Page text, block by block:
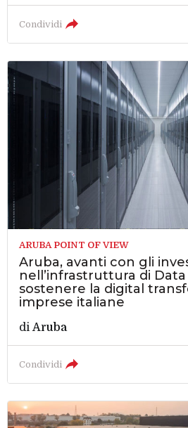
Condividi
ARUBA POINT OF VIEW
Aruba, avanti con gli
nell’infrastruttura di
sostenere la digital
imprese italiane
diAruba
Condividi